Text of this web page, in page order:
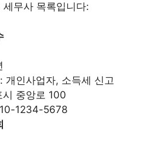
무사 목록입니다:
개인사업자, 소득세 신고
시 중앙로 100
1234-5678